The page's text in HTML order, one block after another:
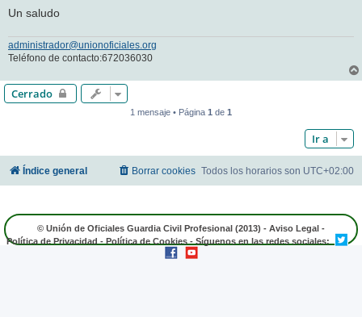
Un saludo
administrador@unionoficiales.org
Teléfono de contacto:672036030
Cerrado
1 mensaje • Página 1 de 1
Ir a
Índice general Todos los horarios son UTC+02:00
Borrar cookies
© Unión de Oficiales Guardia Civil Profesional (2013) - Aviso Legal -
Política de Privacidad - Política de Cookies - Síguenos en las redes sociales: